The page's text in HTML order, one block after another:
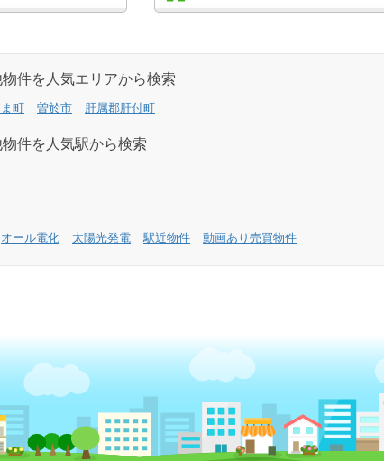
件を人気エリアから検索
町 曽於市 肝属郡肝付町
件を人気駅から検索
オール電化 太陽光発電 駅近物件 動画あり売買物件